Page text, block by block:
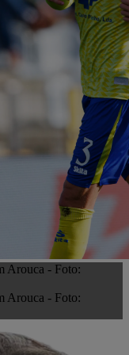
Arouca - Foto:
Arouca - Foto: